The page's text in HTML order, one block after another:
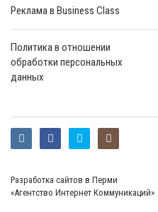
Реклама в Business Class
Политика в отношении
обработки персональных
данных
Разработка сайтов в Перми
«Агентство Интернет Коммуникаций»